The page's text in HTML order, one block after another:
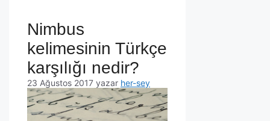
Nimbus
kelimesinin Türkçe
karşılığı nedir?
23 Ağustos 2017 yazar her-sey